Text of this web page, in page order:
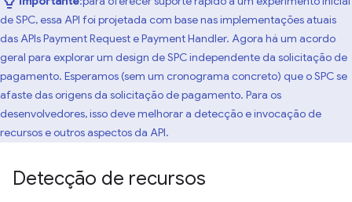
de SPC, essa API foi projetada com base nas implementações atuais
das APIs Payment Request e Payment Handler. Agora há um acordo
geral para explorar um design de SPC independente da solicitação de
pagamento. Esperamos (sem um cronograma concreto) que o SPC se
afaste das origens da solicitação de pagamento. Para os
desenvolvedores, isso deve melhorar a detecção e invocação de
recursos e outros aspectos da API.
Detecção de recursos